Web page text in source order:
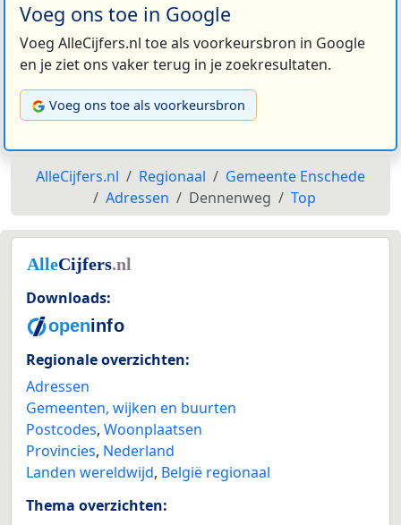
Voeg ons toe in Google
Voeg AlleCijfers.nl toe als voorkeursbron in Google
en je ziet ons vaker terug in je zoekresultaten.
Voeg ons toe als voorkeursbron
AlleCijfers.nl Regionaal
Gemeente Enschede
Adressen
Dennenweg Top
Downloads:
Regionale overzichten:
Adressen
Gemeenten, wijken en buurten
Postcodes, Woonplaatsen
Provincies, Nederland
Landen wereldwijd, België regionaal
Thema overzichten: